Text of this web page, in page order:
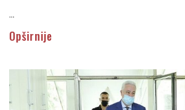
...
Opširnije